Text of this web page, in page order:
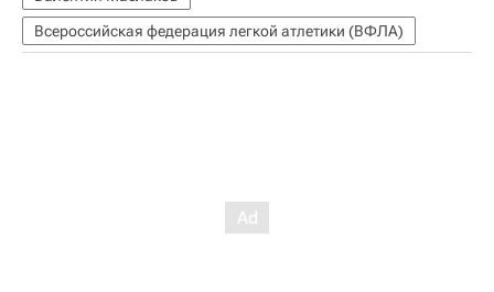
Всероссийская федерация легкой атлетики (ВФЛА)